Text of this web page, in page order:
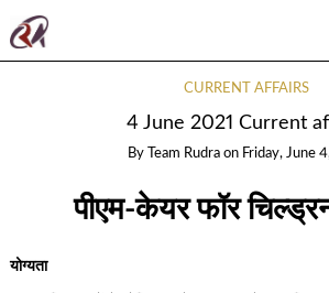
CURRENT AFFAIRS
4 June 2021 Current
By Team Rudra on Friday, June
पीएम-केयर फॉर
योग्यता